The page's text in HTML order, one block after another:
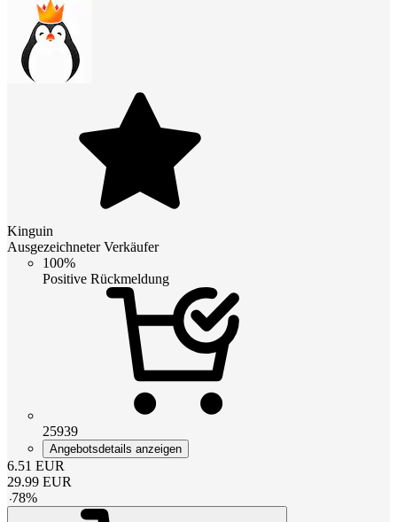
Kinguin
Ausgezeichneter Verkäufer
100%
Positive Rückmeldung
25939
Angebotsdetails anzeigen
6.51 EUR
29.99 EUR
-78%